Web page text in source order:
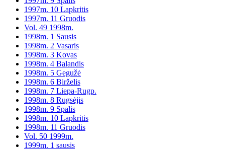
1997m. 10 Lapkritis
1997m. 11 Gruodis
Vol. 49 1998m.
1998m. 1 Sausis
1998m. 2 Vasaris
1998m. 3 Kovas
1998m. 4 Balandis
1998m. 5 Gegužė
1998m. 6 Birželis
1998m. 7 Liepa-Rugp.
1998m. 8 Rugsėjis
1998m. 9 Spalis
1998m. 10 Lapkritis
1998m. 11 Gruodis
Vol. 50 1999m.
1999m. 1 sausis